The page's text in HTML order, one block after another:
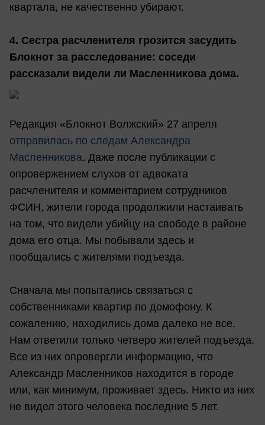
квартала, не качественно убирают.
4. Сестра расчленителя грозится засудить
Блокнот за расследование: соседи
рассказали видели ли Масленникова дома.
Редакция «Блокнот Волжский» 27 апреля
отправилась по следам Александра
Масленникова. Даже после публикации с
опровержением слухов от адвоката
расчленителя и комментарием сотрудников
ФСИН, жители города продолжили настаивать
на том, что видели убийцу на свободе в районе
дома его отца. Мы побывали здесь и
пообщались с жителями подъезда.
Сначала мы попытались связаться с
собственниками квартир по домофону. К
сожалению, находились дома далеко не все.
Нам ответили только четверо жителей подъезда.
Все из них опровергли информацию, что
Александр Масленников находится в городе
или, как минимум, проживает здесь. Никто из них
не видел этого человека последние 5 лет.